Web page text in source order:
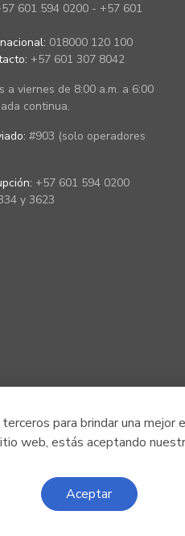
para brindar una mejor
web, estás aceptando
Aceptar
601 594 0200 - +57 601
018000 120 100
+57 601 307 8042
a viernes de 8:00 a.m. a 6:00
continua.
#903 (solo operadores
+57 601 594 0200
y 3623